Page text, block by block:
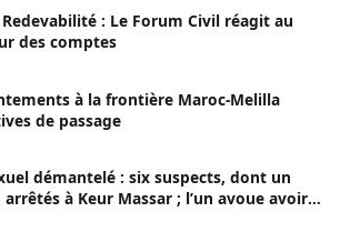
: Le Forum Civil réagit au
des comptes
à la frontière Maroc-Melilla
de passage
démantelé : six suspects, dont un
arrêtés à Keur Massar ; l’un avoue avoir
2018